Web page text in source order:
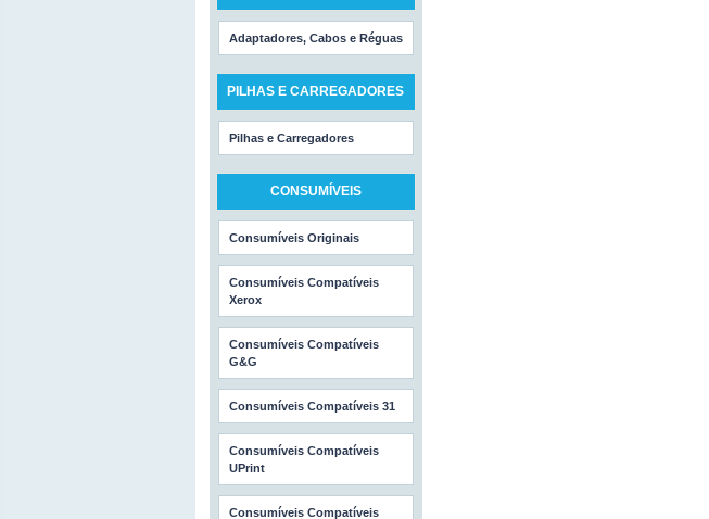
Adaptadores, Cabos e Réguas
PILHAS E CARREGADORES
Pilhas e Carregadores
CONSUMÍVEIS
Consumíveis Originais
Consumíveis Compatíveis
Xerox
Consumíveis Compatíveis
G&G
Consumíveis Compatíveis 31
Consumíveis Compatíveis
UPrint
Consumíveis Compatíveis